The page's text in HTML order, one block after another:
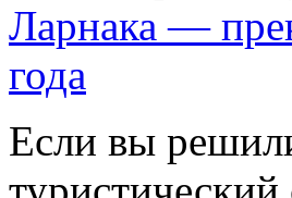
Ларнака —
года
Если вы